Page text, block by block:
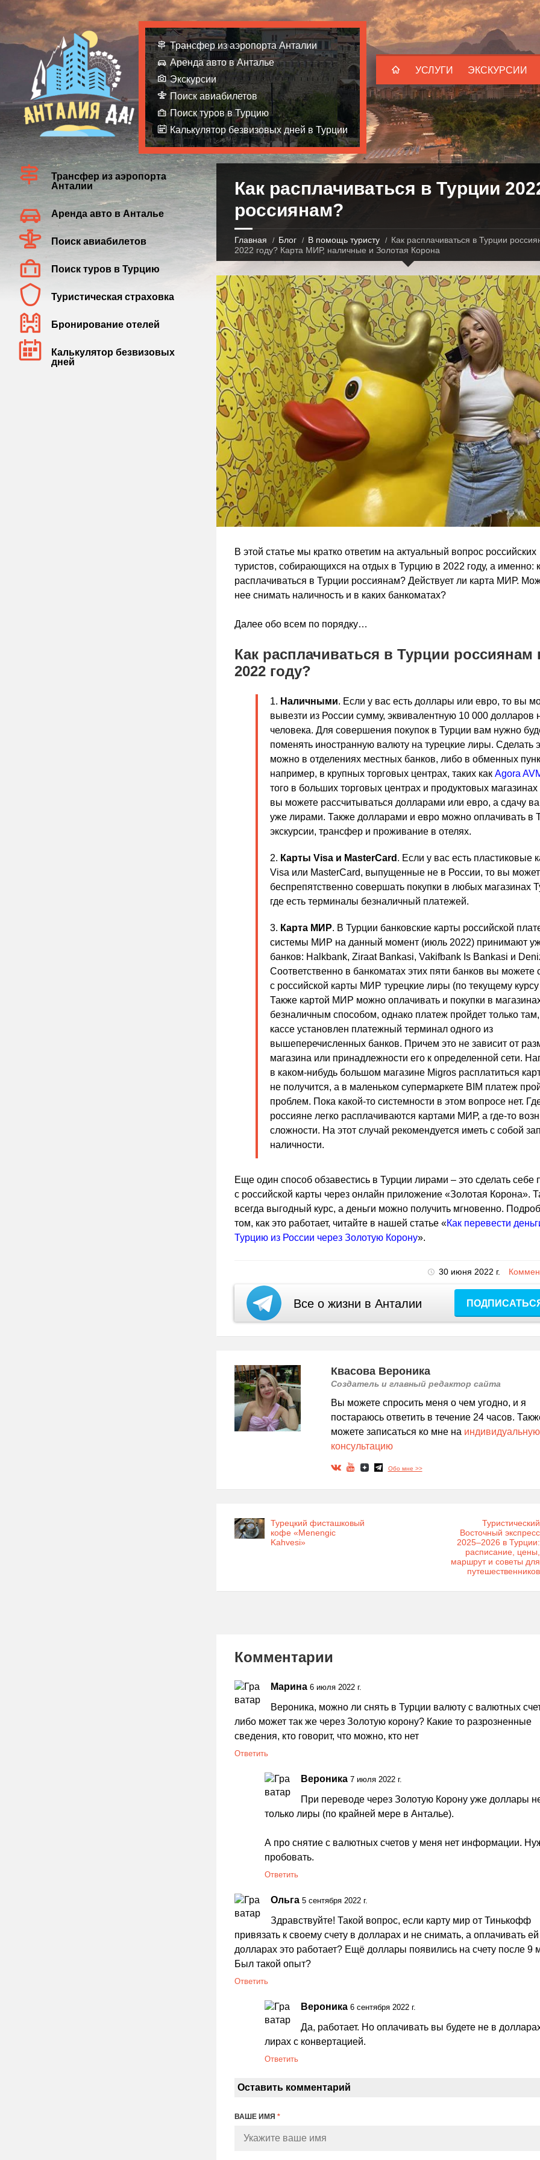
УСЛУГИ ЭКСКУРСИИ
Трансфер из аэропорта Анталии
Аренда авто в Анталье
Экскурсии
Поиск авиабилетов
Поиск туров в Турцию
Калькулятор безвизовых дней в Турции
Как расплачиваться в Турции
россиянам?
Главная Блог В помощь туристу
Как расплачиваться в Турции
2022 году? Карта МИР, наличные и Золотая Корона
В этой статье мы кратко ответим на актуальный вопрос российских
туристов, собирающихся на отдых в Турцию в 2022 году, а именно:
расплачиваться в Турции россиянам? Действует ли карта МИР.
нее снимать наличность и в каких банкоматах?
Далее обо всем по порядку…
Как расплачиваться в Турции россиянам
2022 году?
Наличными. Если у вас есть доллары или евро, то вы
вывезти из России сумму, эквивалентную 10 000 долларов
человека. Для совершения покупок в Турции вам нужно
поменять иностранную валюту на турецкие лиры. Сделать
можно в отделениях местных банков, либо в обменных
например, в крупных торговых центрах, таких как Agora
того в больших торговых центрах и продуктовых
вы можете рассчитываться долларами или евро, а сдачу
уже лирами. Также долларами и евро можно оплачивать в
экскурсии, трансфер и проживание в отелях.
Карты Visa и MasterCard . Если у вас есть пластиковые
Visa или MasterCard, выпущенные не в России, то вы
беспрепятственно совершать покупки в любых магазинах
где есть терминалы безналичный платежей.
Карта МИР. В Турции банковские карты российской
системы МИР на данный момент (июль 2022) принимают
банков: Halkbank, Ziraat Bankasi, Vakifbank Is Bankasi и
Соответственно в банкоматах этих пяти банков вы можете
с российской карты МИР турецкие лиры (по текущему курсу
Также картой МИР можно оплачивать и покупки в
безналичным способом, однако платеж пройдет только там,
кассе установлен платежный терминал одного из
вышеперечисленных банков. Причем это не зависит от
магазина или принадлежности его к определенной сети.
в каком-нибудь большом магазине Migros расплатиться
не получится, а в маленьком супермаркете BIM платеж
проблем. Пока какой-то системности в этом вопросе нет.
россияне легко расплачиваются картами МИР, а где-то
сложности. На этот случай рекомендуется иметь с собой
наличности.
Еще один способ обзавестись в Турции лирами – это сделать себе
с российской карты через онлайн приложение «Золотая Корона».
всегда выгодный курс, а деньги можно получить мгновенно.
том, как это работает, читайте в нашей статье «Как перевести
Турцию из России через Золотую Корону».
30 июня 2022 г.
Все о жизни в Анталии
Квасова Вероника
Создатель и главный редактор сайта
Вы можете спросить меня о чем угодно, и я
постараюсь ответить в течение 24 часов.
можете записаться ко мне на индивидуальную
консультацию
Обо мне >>
Турецкий фисташковый
кофе «Menengic
Kahvesi»
Туристический
Восточный экспресс
2025–2026 в Турции:
расписание, цены,
маршрут и советы для
путешественников
Комментарии
Марина 6 июля 2022 г.
Вероника, можно ли снять в Турции валюту с валютных
либо может так же через Золотую корону? Какие то разрозненные
сведения, кто говорит, что можно, кто нет
Ответить
Вероника 7 июля 2022 г.
При переводе через Золотую Корону уже доллары
только лиры (по крайней мере в Анталье).
А про снятие с валютных счетов у меня нет информации.
пробовать.
Ответить
Ольга 5 сентября 2022 г.
Здравствуйте! Такой вопрос, если карту мир от Тинькофф
привязать к своему счету в долларах и не снимать, а оплачивать
долларах это работает? Ещё доллары появились на счету после 9
Был такой опыт?
Ответить
Вероника 6 сентября 2022 г.
Да, работает. Но оплачивать вы будете не в
лирах с конвертацией.
Ответить
Оставить комментарий
ВАШЕ ИМЯ *
Трансфер из аэропорта
Анталии
Аренда авто в Анталье
Поиск авиабилетов
Поиск туров в Турцию
Туристическая страховка
Бронирование отелей
Калькулятор безвизовых
дней